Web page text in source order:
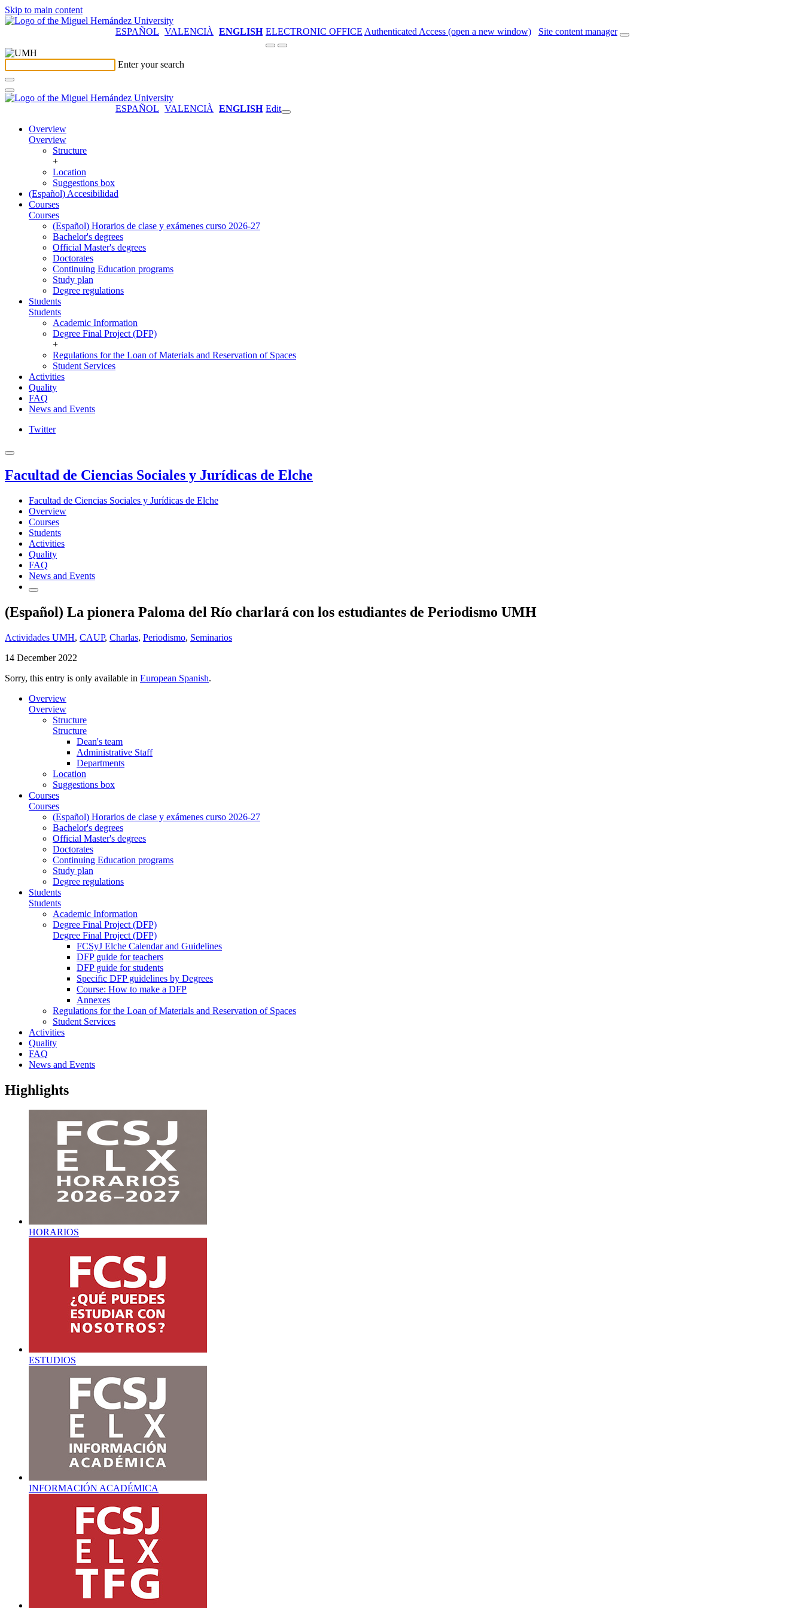
Skip to main content
ESPAÑOL VALENCIÀ ENGLISH ELECTRONIC OFFICE Authenticated Access (open a new window) Site content manager
Enter your search
ESPAÑOL VALENCIÀ ENGLISH Edit
Overview
Overview
Structure
+
Location
Suggestions box
(Español) Accesibilidad
Courses
Courses
(Español) Horarios de clase y exámenes curso 2026-27
Bachelor's degrees
Official Master's degrees
Doctorates
Continuing Education programs
Study plan
Degree regulations
Students
Students
Academic Information
Degree Final Project (DFP)
+
Regulations for the Loan of Materials and Reservation of Spaces
Student Services
Activities
Quality
FAQ
News and Events
Twitter
Facultad de Ciencias Sociales y Jurídicas de Elche
Facultad de Ciencias Sociales y Jurídicas de Elche
Overview
Courses
Students
Activities
Quality
FAQ
News and Events
(Español) La pionera Paloma del Río charlará con los estudiantes de Periodismo UMH
Actividades UMH, CAUP, Charlas, Periodismo, Seminarios
14 December 2022
Sorry, this entry is only available in European Spanish.
Overview
Overview
Structure
Structure
Dean's team
Administrative Staff
Departments
Location
Suggestions box
Courses
Courses
(Español) Horarios de clase y exámenes curso 2026-27
Bachelor's degrees
Official Master's degrees
Doctorates
Continuing Education programs
Study plan
Degree regulations
Students
Students
Academic Information
Degree Final Project (DFP)
Degree Final Project (DFP)
FCSyJ Elche Calendar and Guidelines
DFP guide for teachers
DFP guide for students
Specific DFP guidelines by Degrees
Course: How to make a DFP
Annexes
Regulations for the Loan of Materials and Reservation of Spaces
Student Services
Activities
Quality
FAQ
News and Events
Highlights
HORARIOS
ESTUDIOS
INFORMACIÓN ACADÉMICA